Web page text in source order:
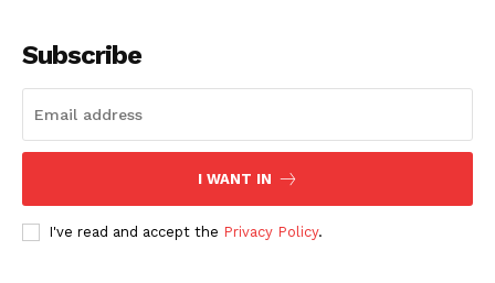
Subscribe
I WANT IN
I've read and accept the Privacy Policy.